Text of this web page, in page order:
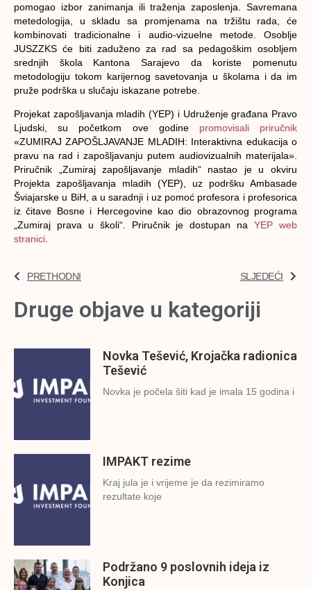
pomogao izbor zanimanja ili traženja zaposlenja. Savremana
metedologija, u skladu sa promjenama na tržištu rada, će
kombinovati tradicionalne i audio-vizuelne metode. Osoblje
JUSZZKS će biti zaduženo za rad sa pedagoškim osobljem
srednjih škola Kantona Sarajevo da koriste pomenutu
metodologiju tokom karijernog savetovanja u školama i da im
pruže podrška u slučaju iskazane potrebe.
Projekat zapošljavanja mladih (YEP) i Udruženje građana Pravo
Ljudski, su početkom ove godine promovisali priručnik
«ZUMIRAJ ZAPOŠLJAVANJE MLADIH: Interaktivna edukacija o
pravu na rad i zapošljavanju putem audiovizualnih materijala».
Priručnik „Zumiraj zapošljavanje mladih“ nastao je u okviru
Projekta zapošljavanja mladih (YEP), uz podršku Ambasade
Šviajarske u BiH, a u saradnji i uz pomoć profesora i profesorica
iz čitave Bosne i Hercegovine kao dio obrazovnog programa
„Zumiraj prava u školi“. Priručnik je dostupan naYEP web
stranici
PRETHODNI SLJEDEĆI
Druge objave u kategoriji
Novka Tešević, Krojačka radionica
Tešević
Novka je počela šiti kad je imala 15 godina i
IMPAKT rezime
Kraj jula je i vrijeme je da rezimiramo
rezultate koje
Podržano 9 poslovnih ideja iz
Konjica